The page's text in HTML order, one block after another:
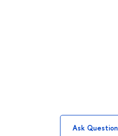
Ask Question